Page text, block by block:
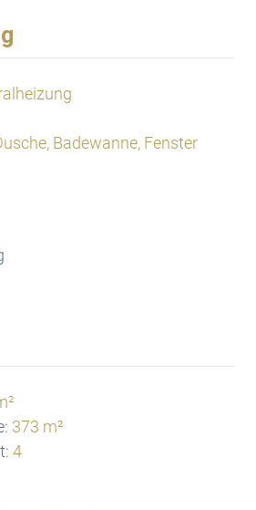
Badewanne, Fenster
373 m²
4